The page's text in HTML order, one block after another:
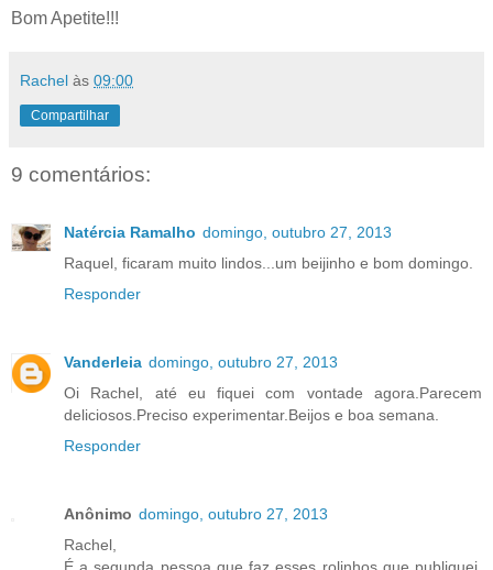
Bom Apetite!!!
Rachel às 09:00
Compartilhar
9 comentários:
Natércia Ramalho domingo, outubro 27, 2013
Raquel, ficaram muito lindos...um beijinho e bom domingo.
Responder
Vanderleia domingo, outubro 27, 2013
Oi Rachel, até eu fiquei com vontade agora.Parecem
deliciosos.Preciso experimentar.Beijos e boa semana.
Responder
Anônimo domingo, outubro 27, 2013
Rachel,
É a segunda pessoa que faz esses rolinhos que publiquei.